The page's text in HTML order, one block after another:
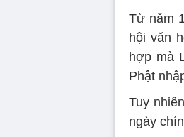
Từ năm
hội văn
hợp mà
Phật
Tuy
ngày